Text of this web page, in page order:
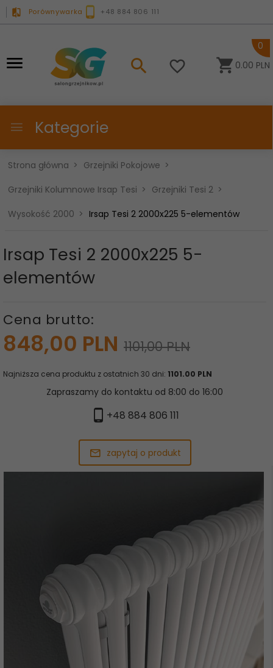
Porównywarka +48 884 806 111
0.00 PLN
0
Kategorie
Strona główna
Grzejniki Pokojowe
Grzejniki Kolumnowe Irsap Tesi
Grzejniki Tesi 2
Wysokość 2000
Irsap Tesi 2 2000x225 5-elementów
Irsap Tesi 2 2000x225 5-
elementów
Cena brutto:
848,00 PLN 1101,00 PLN
Najniższa cena produktu z ostatnich 30 dni: 1101.00 PLN
Zapraszamy do kontaktu od 8:00 do 16:00
+48 884 806 111
zapytaj o produkt